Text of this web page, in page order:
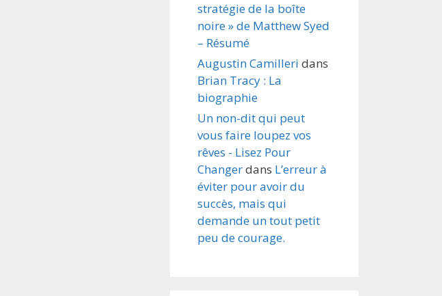
stratégie de la boîte
noire » de Matthew Syed
– Résumé
Augustin Camilleri dans
Brian Tracy : La
biographie
Un non-dit qui peut
vous faire loupez vos
rêves - Lisez Pour
Changerdans L’erreur à
éviter pour avoir du
succès, mais qui
demande un tout petit
peu de courage.